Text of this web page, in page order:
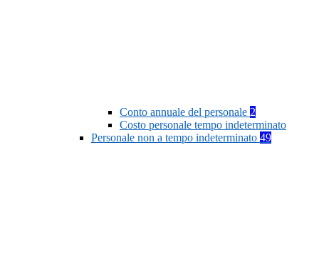
Conto annuale del personale 2
Costo personale tempo indeterminato
Personale non a tempo indeterminato 49